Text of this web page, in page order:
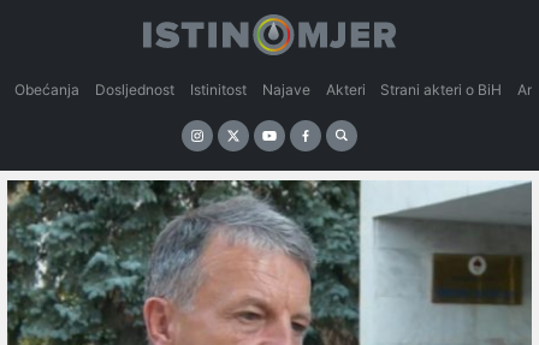
Obećanja Dosljednost Istinitost Najave Akteri Strani akteri o BiH